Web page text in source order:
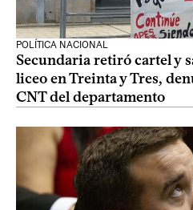
POLÍTICA NACIONAL
Secundaria retiró cartel y
liceo en Treinta y Tres,
CNT del departamento